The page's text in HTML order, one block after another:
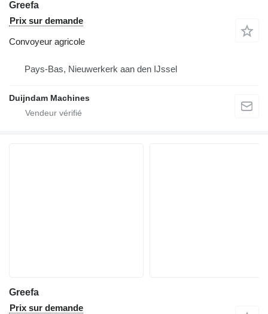
Greefa
Prix sur demande
Convoyeur agricole
Pays-Bas, Nieuwerkerk aan den IJssel
Duijndam Machines
Greefa
Prix sur demande